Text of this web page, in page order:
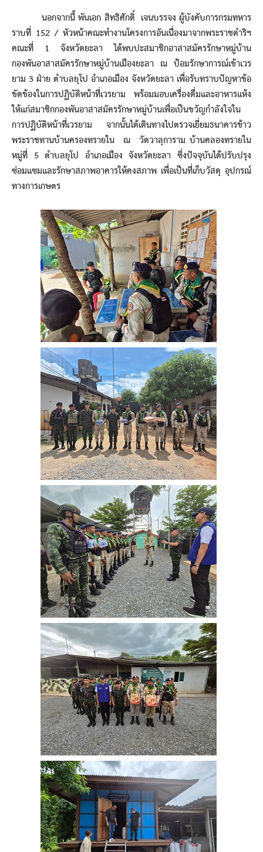
นอกจากนี้ พันเอก สิทธิศักดิ์ เจนบรรจง ผู้บังคับการกรมทหาร
ราบที่ 152 / หัวหน้าคณะทำงานโครงการอันเนื่องมาจากพระราชดำริฯ
คณะที่ 1 จังหวัดยะลา ได้พบปะสมาชิกอาสาสมัครรักษาหมู่บ้าน
กองพันอาสาสมัครรักษาหมู่บ้านเมืองยะลา ณ ป้อมรักษาการณ์เข้าเวร
ยาม 3 ฝ่าย ตำบลยุโป อำเภอเมือง จังหวัดยะลา เพื่อรับทราบปัญหาข้อ
ขัดข้องในการปฏิบัติหน้าที่เวรยาม พร้อมมอบเครื่องดื่มและอาหารแห้ง
ให้แก่สมาชิกกองพันอาสาสมัครรักษาหมู่บ้านเพื่อเป็นขวัญกำลังใจใน
การปฏิบัติหน้าที่เวรยาม จากนั้นได้เดินทางไปตรวจเยี่ยมธนาคารข้าว
พระราชทานบ้านครองทรายใน ณ วัดวาลุการาม บ้านคลองทรายใน
หมู่ที่ 5 ตำบลยุโป อำเภอเมือง จังหวัดยะลา ซึ่งปัจจุบันได้ปรับปรุง
ซ่อมแซมและรักษาสภาพอาคารให้คงสภาพ เพื่อเป็นที่เก็บวัสดุ อุปกรณ์
ทางการเกษตร